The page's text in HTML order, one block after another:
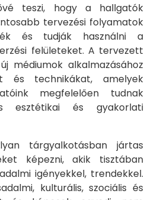
teszi, hogy a hallgatók
tervezési folyamatok
és tudják használni a
felületeket. A tervezett
médiumok alkalmazásához
és technikákat, amelyek
megfelelően tudnak
esztétikai és gyakorlati
tárgyalkotásban jártas
képezni, akik tisztában
igényekkel, trendekkel.
kulturális, szociális és